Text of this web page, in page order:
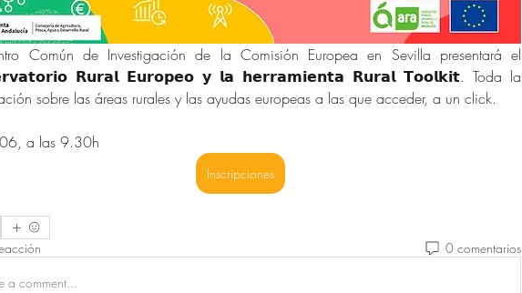
Común de Investigación de la Comisión Europea en Sevilla presentará el
𝗥𝘂𝗿𝗮𝗹 𝗘𝘂𝗿𝗼𝗽𝗲𝗼 𝘆 𝗹𝗮 𝗵𝗲𝗿𝗿𝗮𝗺𝗶𝗲𝗻𝘁𝗮 𝗥𝘂𝗿𝗮𝗹 𝗧𝗼𝗼𝗹𝗸𝗶𝘁. Toda la
sobre las áreas rurales y las ayudas europeas a las que acceder, a un click.
a las 9.30h
Inscripciones
0 comentarios
a comment...